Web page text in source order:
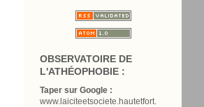
OBSERVATOIRE DE
L'ATHÉOPHOBIE :
Taper sur Google :
www.laiciteetsociete.hautetfort.